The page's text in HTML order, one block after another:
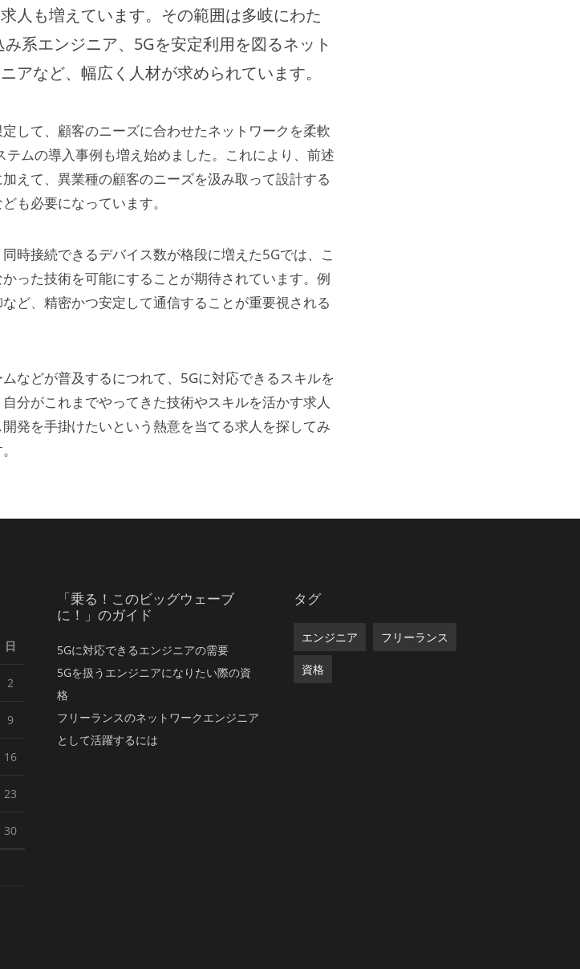
人も増えています。その範囲は多岐にわた
系エンジニア、5Gを安定利用を図るネット
アなど、幅広く人材が求められています。
して、顧客のニーズに合わせたネットワークを柔軟
ムの導入事例も増え始めました。これにより、前述
えて、異業種の顧客のニーズを汲み取って設計する
も必要になっています。
時接続できるデバイス数が格段に増えた5Gでは、こ
った技術を可能にすることが期待されています。例
ど、精密かつ安定して通信することが重要視される
などが普及するにつれて、5Gに対応できるスキルを
分がこれまでやってきた技術やスキルを活かす求人
発を手掛けたいという熱意を当てる求人を探してみ
日
2
9
16
23
30
「乗る！このビッグウェーブ
に！」のガイド
5Gに対応できるエンジニアの需要
5Gを扱うエンジニアになりたい際の資
格
フリーランスのネットワークエンジニア
として活躍するには
タグ
エンジニア フリーランス
資格